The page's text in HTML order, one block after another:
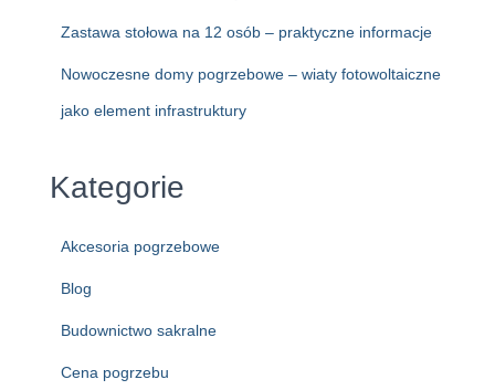
Zastawa stołowa na 12 osób – praktyczne informacje
Nowoczesne domy pogrzebowe – wiaty fotowoltaiczne
jako element infrastruktury
Kategorie
Akcesoria pogrzebowe
Blog
Budownictwo sakralne
Cena pogrzebu